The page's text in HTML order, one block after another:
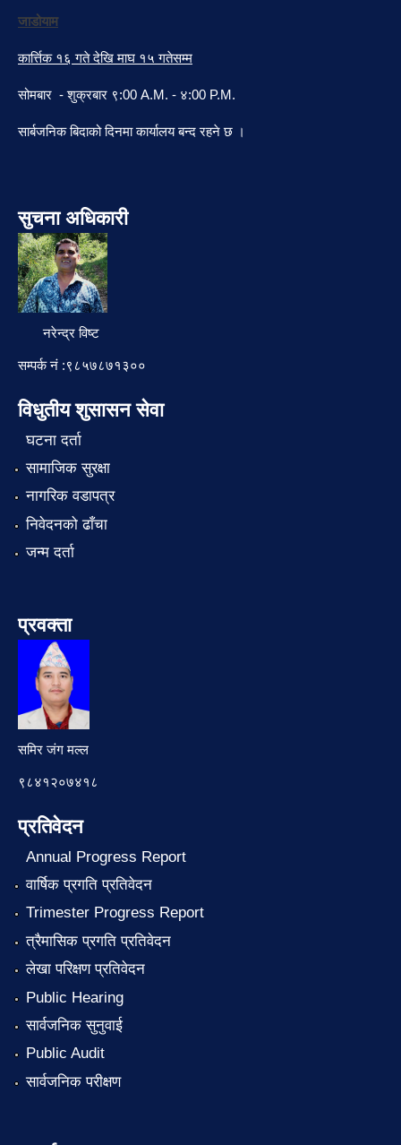
जाडोयाम
कार्त्तिक १६ गते देखि माघ १५ गतेसम्म
सोमबार - शुक्रबार ९:00 A.M. - ४:00 P.M.
सार्बजनिक बिदाको दिनमा कार्यालय बन्द रहने छ ।
सुचना अधिकारी
नरेन्द्र विष्ट
सम्पर्क नं :९८५७८७१३००
विधुतीय शुसासन सेवा
घटना दर्ता
सामाजिक सुरक्षा
नागरिक वडापत्र
निवेदनको ढाँचा
जन्म दर्ता
प्रवक्ता
समिर जंग मल्ल
९८४१२०७४१८
प्रतिवेदन
Annual Progress Report
वार्षिक प्रगति प्रतिवेदन
Trimester Progress Report
त्रैमासिक प्रगति प्रतिवेदन
लेखा परिक्षण प्रतिवेदन
Public Hearing
सार्वजनिक सुनुवाई
Public Audit
सार्वजनिक परीक्षण